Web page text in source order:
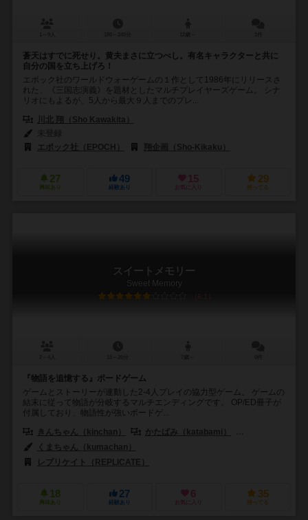
蒼天はすでに死せり。黄夫まさに立つべし。有名キャラクターと共に
自分の国を立ち上げろ！
エポック社のワールドウォーゲームの１作として1986年にリリースさ
れた、《三国志演義》を題材としたマルチプレイヤーズゲーム。 シナ
リオにもよるが、5人から最大９人までのプレ...
川北 翔（Sho Kawakita）
エポック社（EPOCH）
翔企画（Sho-Kikaku）
27
興味あり
49
経験あり
15
お気に入り
29
持ってる
スイートメモリー
Sweet Memory
6.1
『物語を追憶する』ボードゲーム
ゲームとストーリーが連動した2-4人プレイの協力型ゲーム。 ゲームの
結末に従って物語が分岐するマルチエンディングです。 OP/ED冊子が
付属しており、物語性が強いボードゲ...
きんちゃん（kinchan）
かたばみ（katabami）
くまちゃん（kumachan）
レプリケイト（REPLICATE）
18
興味あり
27
経験あり
6
お気に入り
35
持ってる